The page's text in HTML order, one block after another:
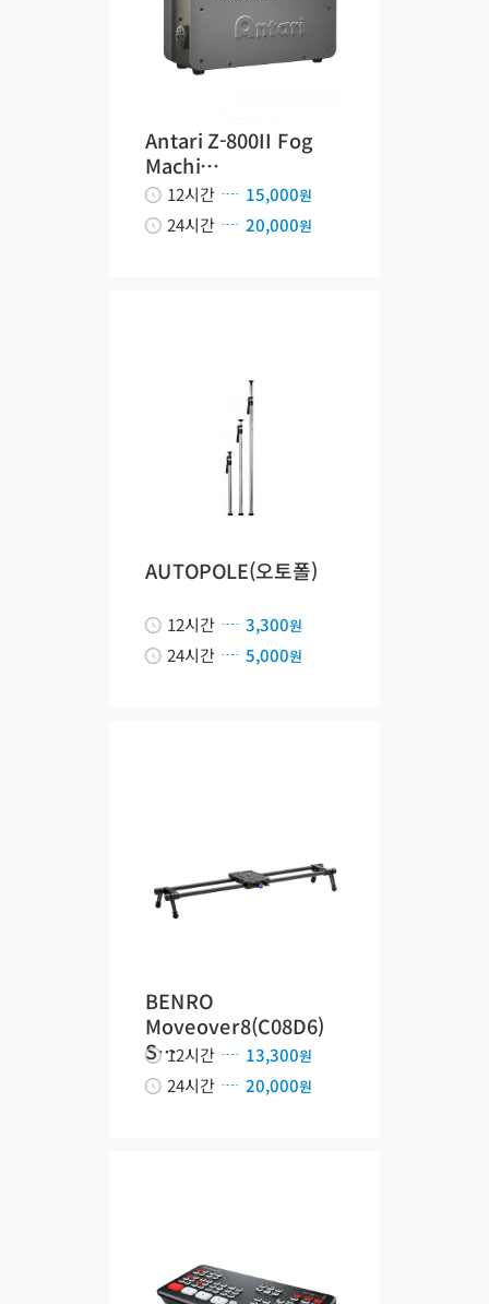
Antari Z-800II Fog
Machi…
12시간 15,000원
24시간 20,000원
AUTOPOLE(오토폴)
12시간 3,300원
24시간 5,000원
BENRO
Moveover8(C08D6)
S…12시간 13,300원
24시간 20,000원